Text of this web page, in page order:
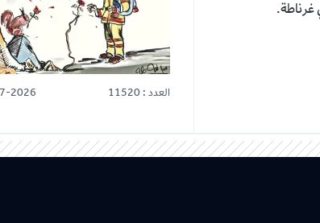
العدد : 11520 2026